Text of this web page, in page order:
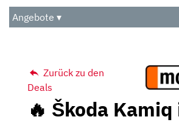
Audio
Das Beste
Angebote ▾
Zurück zu den
Deals
🔥 Škoda Kamiq